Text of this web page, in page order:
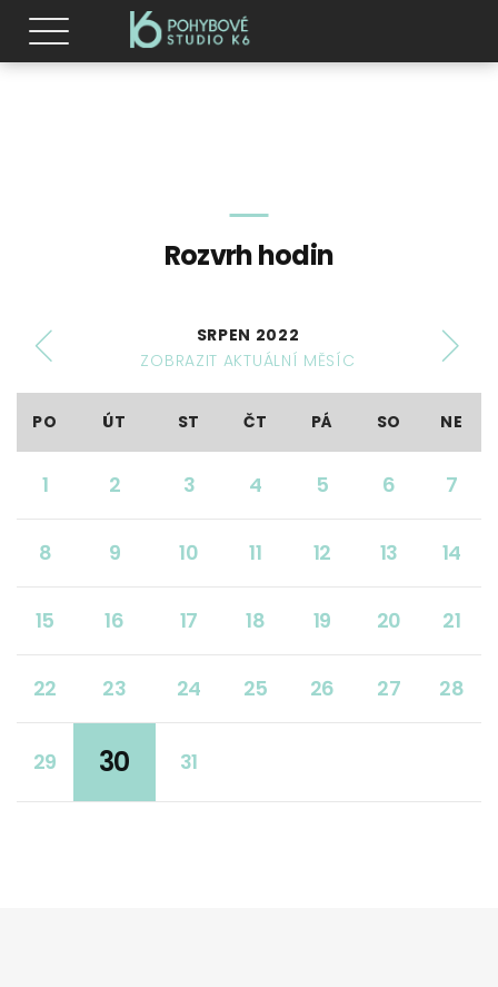
Rozvrh hodin
SRPEN 2022
ZOBRAZIT AKTUÁLNÍ MĚSÍC
PO ÚT ST ČT PÁ SO NE
1 2 3 4 5 6 7
8 9 10 11 12 13 14
15 16 17 18 19 20 21
22 23 24 25 26 27 28
29 30 31